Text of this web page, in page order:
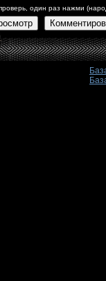
один раз нажми